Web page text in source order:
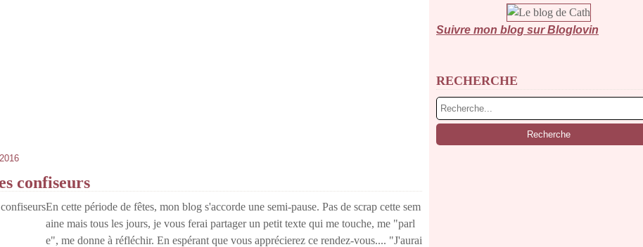
confiseurs
En cette période de fêtes, mon blog s'accorde une semi-pause. Pas de scrap cette sem
aine mais tous les jours, je vous ferai partager un petit texte qui me touche, me "parl
e", me donne à réfléchir. En espérant que vous apprécierez ce rendez-vous.... "J'aurai
Suivre mon blog sur Bloglovin
RECHERCHE